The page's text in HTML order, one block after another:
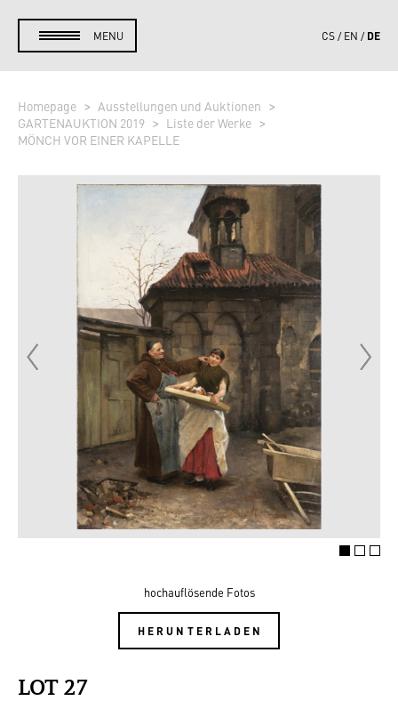
MENU CS EN DE
Homepage
Ausstellungen und Auktionen
GARTENAUKTION 2019
Liste der Werke
MÖNCH VOR EINER KAPELLE
hochauflösende Fotos
HERUNTERLADEN
LOT 27